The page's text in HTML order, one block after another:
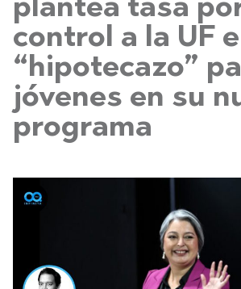
plantea tasa
control a la UF e
“hipotecazo”
jóvenes en su
programa